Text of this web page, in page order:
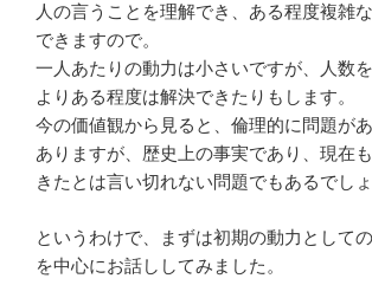
人の言うことを理解でき、ある程度複雑
できますので。
一人あたりの動力は小さいですが、人数
よりある程度は解決できたりもします。
今の価値観から見ると、倫理的に問題が
ありますが、歴史上の事実であり、現在
きたとは言い切れない問題でもあるでしょ
というわけで、まずは初期の動力として
を中心にお話ししてみました。